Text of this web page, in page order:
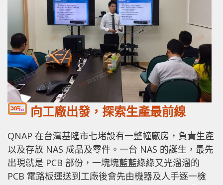
向工廠出發，探索生產最前線
QNAP 在台灣基隆市七堵設有一整幢廠房，負責生產
以及存放 NAS 成品及零件。一台 NAS 的誕生，最先
出現就是 PCB 部份，一塊塊藍藍綠綠又光溜溜的
PCB 電路板運送到工廠後會先由機器及人手逐一檢